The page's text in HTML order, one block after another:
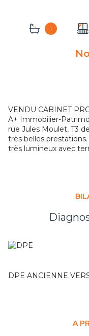
1
VENDU CABINET
A+ Immobilier-
rue Jules Moulet, T3
très belles
très lumineux avec
DPE ANCIENNE
A